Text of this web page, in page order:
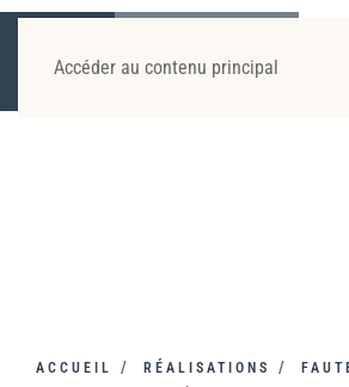
Accéder au contenu principal
ACCUEIL RÉALISATIONS